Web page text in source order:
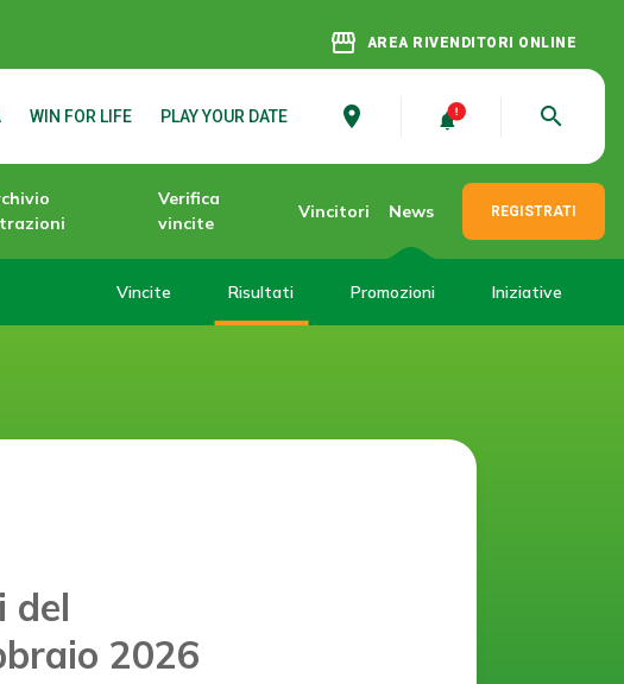
storefront AREA RIVENDITORI ONLINE
WIN FOR LIFE PLAY YOUR DATE place search
Verifica
vincite
Vincitori News REGISTRATI
Vincite Risultati Promozioni Iniziative
del
2026